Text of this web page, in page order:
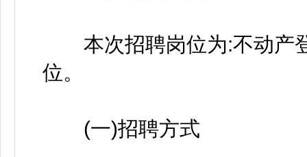
本次招聘岗位为:不动产
位。
(一)招聘方式